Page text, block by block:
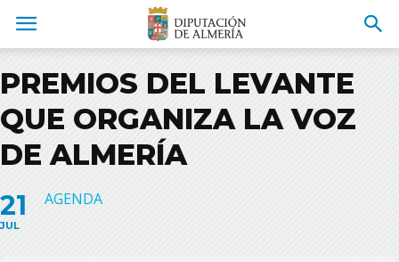
PREMIOS DEL LEVANTE
QUE ORGANIZA LA VOZ
DE ALMERÍA
21
JUL
AGENDA